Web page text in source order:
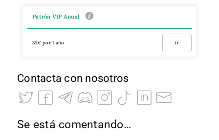
Patrón VIP Anual
35€ por 1 año Ir
Contacta con nosotros
Se está comentando…